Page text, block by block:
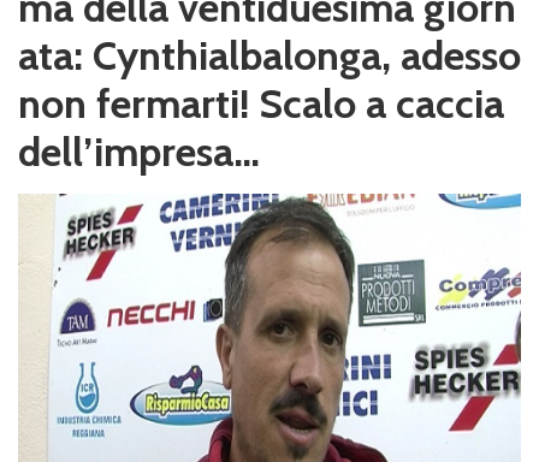
ata: Cynthialbalonga, adesso
non fermarti! Scalo a caccia
dell’impresa…